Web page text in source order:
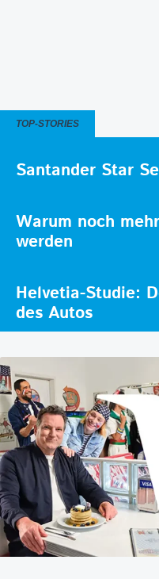
TOP-STORIES
Santander Star
Warum noch
werden
Helvetia-Studie:
des Autos